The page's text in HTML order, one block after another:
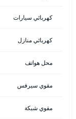
كهربائي سيارات
كهربائي منازل
محل هواتف
مقوي سيرفس
مقوي شبكة